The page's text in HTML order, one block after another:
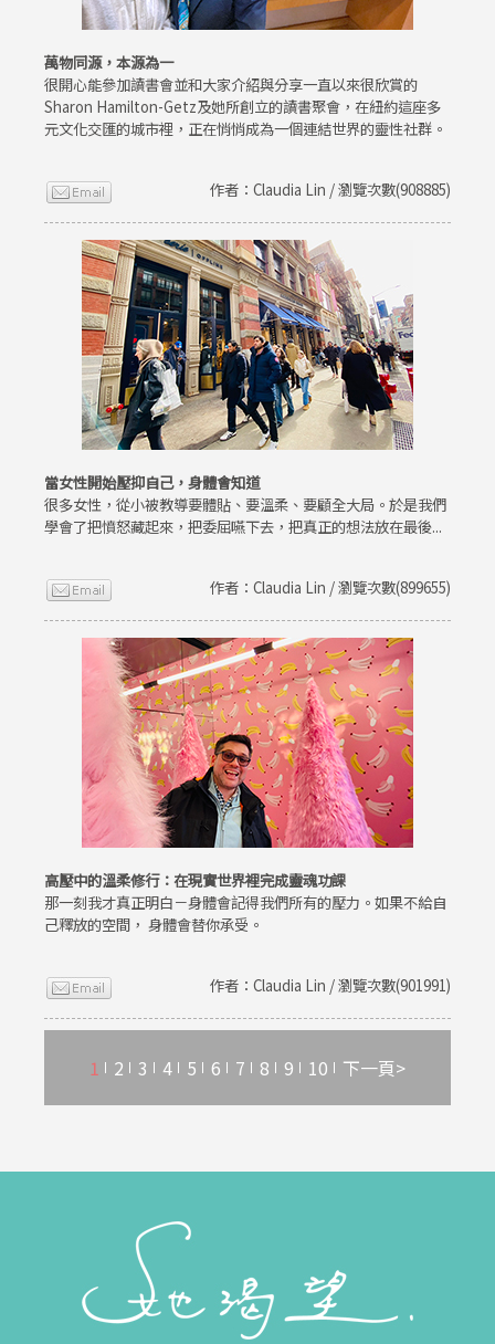
萬物同源，本源為一
很開心能參加讀書會並和大家介紹與分享一直以來很欣賞的
Sharon Hamilton-Getz及她所創立的讀書聚會，在紐約這座多
元文化交匯的城市裡，正在悄悄成為一個連結世界的靈性社群。
作者：Claudia Lin / 瀏覽次數(908885)
當女性開始壓抑自己，身體會知道
很多女性，從小被教導要體貼、要溫柔、要顧全大局。於是我們
學會了把憤怒藏起來，把委屈嚥下去，把真正的想法放在最後...
作者：Claudia Lin / 瀏覽次數(899655)
高壓中的溫柔修行：在現實世界裡完成靈魂功課
那一刻我才真正明白－身體會記得我們所有的壓力。如果不給自
己釋放的空間， 身體會替你承受。
作者：Claudia Lin / 瀏覽次數(901991)
1 2 3 4 5 6 7 8 9 10 下一頁>